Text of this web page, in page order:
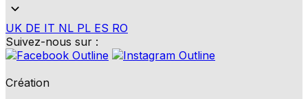
UK DE IT NL PL ES RO
Suivez-nous sur :
Création